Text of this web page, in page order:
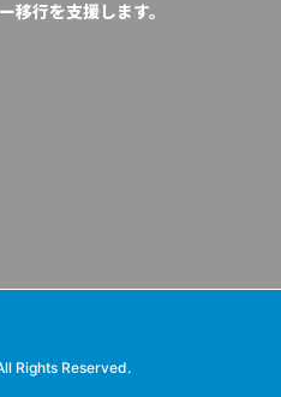
移行を支援します。
Rights Reserved.